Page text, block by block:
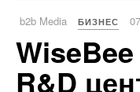
b2b Media БИЗНЕС
R&D